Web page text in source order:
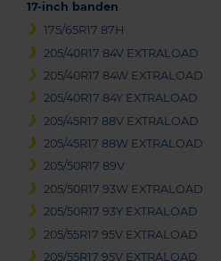
17-inch banden
175/65R17 87H
205/40R17 84V EXTRALOAD
205/40R17 84W EXTRALOAD
205/40R17 84Y EXTRALOAD
205/45R17 88V EXTRALOAD
205/45R17 88W EXTRALOAD
205/50R17 89V
205/50R17 93W EXTRALOAD
205/50R17 93Y EXTRALOAD
205/55R17 95V EXTRALOAD
205/55R17 95V EXTRALOAD